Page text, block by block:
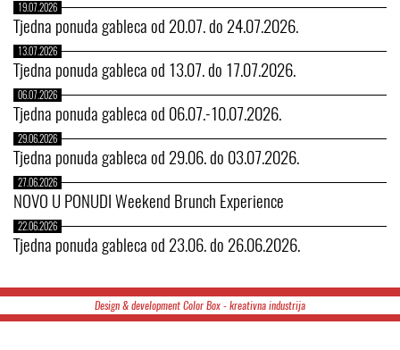
19.07.2026
Tjedna ponuda gableca od 20.07. do 24.07.2026.
13.07.2026
Tjedna ponuda gableca od 13.07. do 17.07.2026.
06.07.2026
Tjedna ponuda gableca od 06.07.-10.07.2026.
29.06.2026
Tjedna ponuda gableca od 29.06. do 03.07.2026.
27.06.2026
NOVO U PONUDI Weekend Brunch Experience
22.06.2026
Tjedna ponuda gableca od 23.06. do 26.06.2026.
Design & development Color Box - kreativna industrija